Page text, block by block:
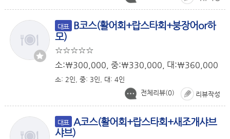
대표
B코스(활어회+랍스타회+붕장어or하
모)
소:￦300,000, 중:￦330,000, 대:￦360,000
소: 2인, 중: 3인, 대: 4인
리뷰작성
전체리뷰(0)
대표
A코스(활어회+랍스타회+새조개샤브
샤브)